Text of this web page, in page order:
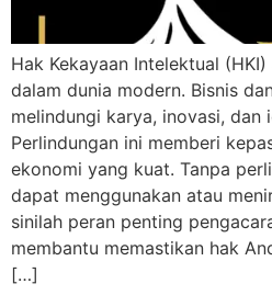
Hak Kekayaan Intelektual
dalam dunia modern. Bisnis
melindungi karya, inovasi, dan
Perlindungan ini memberi
ekonomi yang kuat. Tanpa
dapat menggunakan atau
sinilah peran penting
membantu memastikan hak
[…]